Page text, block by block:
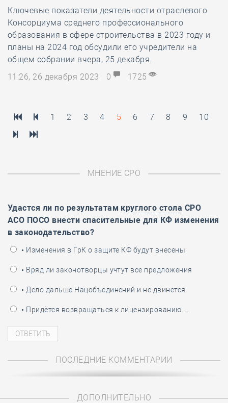
Ключевые показатели деятельности отраслевого
Консорциума среднего профессионального
образования в сфере строительства в 2023 году и
планы на 2024 год обсудили его учредители на
общем собрании вчера, 25 декабря.
11:26, 26 декабря 2023
0 1725
1 2 3 4 5 6 7 8 9 10
МНЕНИЕ СРО
Удастся ли по результатам круглого стола СРО
АСО ПОСО внести спасительные для КФ изменения
в законодательство?
• Изменения в ГрК о защите КФ будут внесены
• Вряд ли законотворцы учтут все предложения
• Дело дальше Нацобъединений и не двинется
• Придётся возвращаться к лицензированию…
ПОСЛЕДНИЕ КОММЕНТАРИИ
ДОПОЛНИТЕЛЬНО